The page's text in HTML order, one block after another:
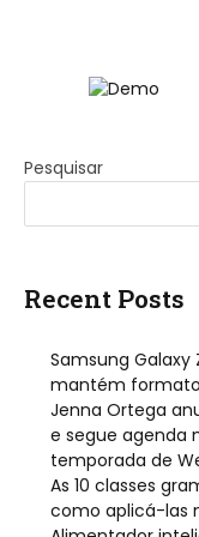
Pesquisar
Recent Posts
Samsung Galaxy
mantém
Jenna Ortega
e segue agenda
temporada de
As 10 classes
como aplicá-las